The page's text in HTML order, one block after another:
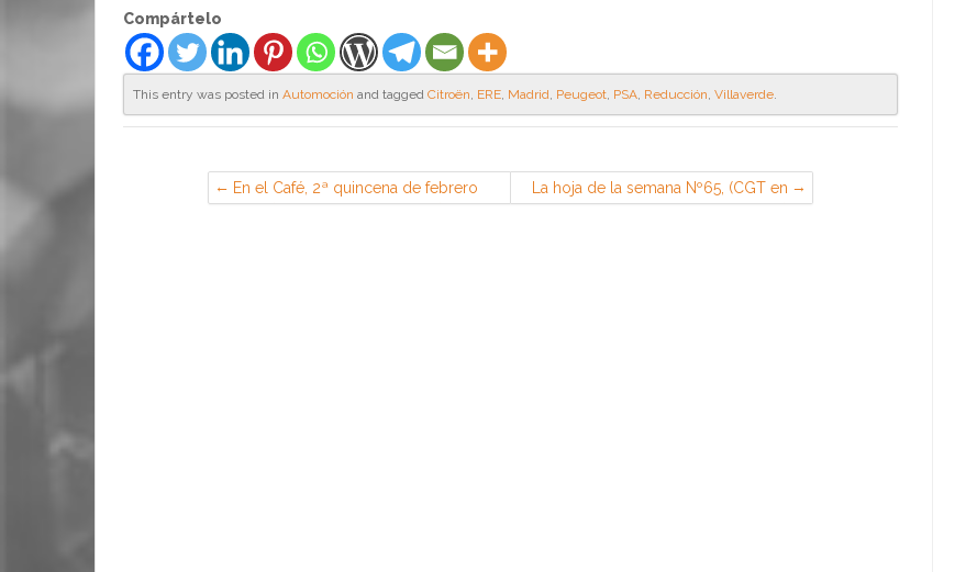
Compártelo
This entry was posted in Automoción and tagged Citroën, ERE, Madrid, Peugeot, PSA, Reducción, Villaverde.
En el Café, 2ª quincena de febrero
2015 (CGT en Airbus, Illescas)
La hoja de la semana Nº65, (CGT en
Barajas y Espacio)